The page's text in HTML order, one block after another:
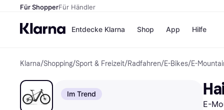
Für ShopperFür Händler
Entdecke Klarna
Zahlungsmethoden
Shop
Shops
H&M
Temu
App Hilfe
Klarna/Shopping/Sport & Freizeit/Radfahren/E-Bikes/E-
Im Trend
E-